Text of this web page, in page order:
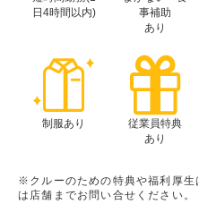
日4時間以内)
事補助
あり
制服あり
従業員特典
あり
※クルーのための特典や福利厚生
は店舗までお問い合せください。